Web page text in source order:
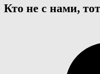
Кто не с нами,